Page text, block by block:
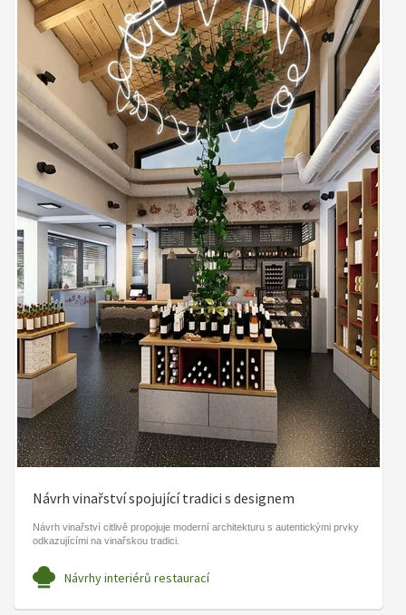
Návrh vinařství spojující tradici s designem
Návrh vinařství citlivě propojuje moderní architekturu s autentickými prvky
odkazujícími na vinařskou tradici.
Návrhy interiérů restaurací